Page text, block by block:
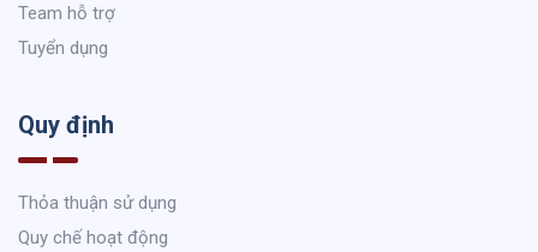
Team hỗ trợ
Tuyển dụng
Quy định
Thỏa thuận sử dụng
Quy chế hoạt động